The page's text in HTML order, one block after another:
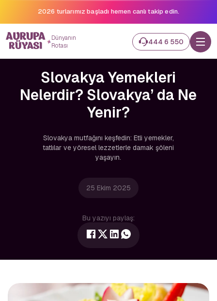
2026 turlarımız başladı hemen canlı takip edin.
Dünyanın
Rotası
444 6 550
Slovakya Yemekleri
Nelerdir? Slovakya’ da Ne
Yenir?
Slovakya mutfağını keşfedin: Etli yemekler,
tatlılar ve yöresel lezzetlerle damak şöleni
yaşayın.
25 Ekim 2025
Bu yazıyı paylaş: